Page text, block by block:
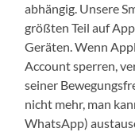
abhängig. Unsere
größten Teil auf
Geräten. Wenn
Account sperren,
seiner
nicht mehr, man
WhatsApp)